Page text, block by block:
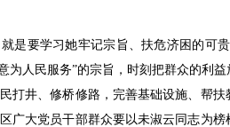
要学习她牢记宗旨、扶危济困的可贵
为人民服务”的宗旨，时刻把群众的利
打井、修桥修路，完善基础设施、帮
广大党员干部群众要以未淑云同志为